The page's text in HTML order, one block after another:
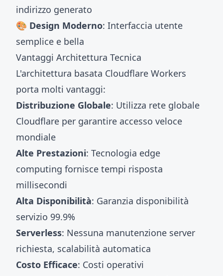
indirizzo generato
🎨 Design Moderno: Interfaccia utente
semplice e bella
Vantaggi Architettura Tecnica
L'architettura basata Cloudflare Workers
porta molti vantaggi:
Distribuzione Globale: Utilizza rete globale
Cloudflare per garantire accesso veloce
mondiale
Alte Prestazioni: Tecnologia edge
computing fornisce tempi risposta
millisecondi
Alta Disponibilità: Garanzia disponibilità
servizio 99.9%
Serverless: Nessuna manutenzione server
richiesta, scalabilità automatica
Costo Efficace: Costi operativi